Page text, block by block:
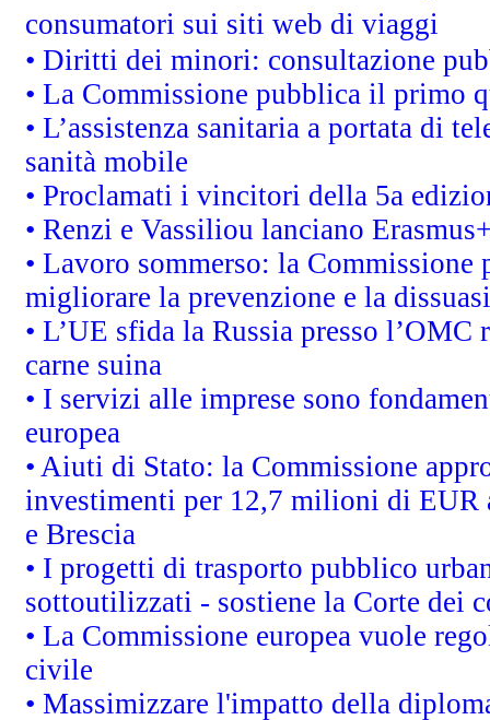
consumatori sui siti web di viaggi
• Diritti dei minori: consultazione
• La Commissione pubblica il primo
• L’assistenza sanitaria a portata di
sanità mobile
• Proclamati i vincitori della 5a
• Renzi e Vassiliou lanciano
• Lavoro sommerso: la
migliorare la prevenzione e la
• L’UE sfida la Russia presso
carne suina
• I servizi alle imprese sono
europea
• Aiuti di Stato: la Commissione
investimenti per 12,7 milioni di EUR
e Brescia
• I progetti di trasporto pubblico
sottoutilizzati - sostiene la Corte dei
• La Commissione europea vuole
civile
• Massimizzare l'impatto della